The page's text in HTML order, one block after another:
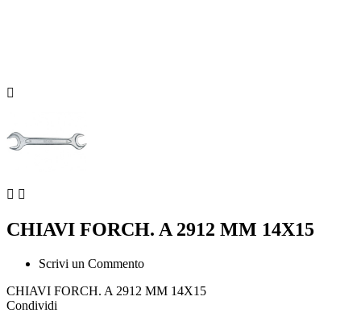

 
CHIAVI FORCH. A 2912 MM 14X15
Scrivi un Commento
CHIAVI FORCH. A 2912 MM 14X15
Condividi